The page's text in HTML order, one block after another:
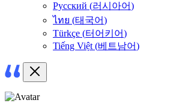
Русский (러시아어)
ไทย (태국어)
Türkçe (터어키어)
Tiếng Việt (베트남어)